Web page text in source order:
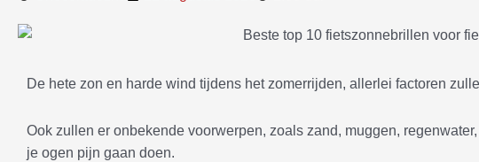
De hete zon en harde wind tijdens het zomerrijden, allerlei factoren
Ook zullen er onbekende voorwerpen, zoals zand, muggen,
je ogen pijn gaan doen.